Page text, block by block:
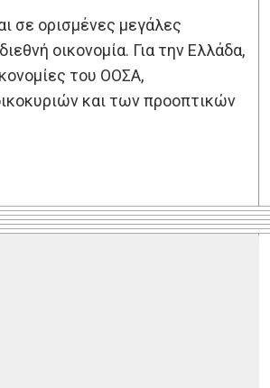
σε ορισμένες μεγάλες
οικονομία. Για την Ελλάδα,
του ΟΟΣΑ,
και των προοπτικών